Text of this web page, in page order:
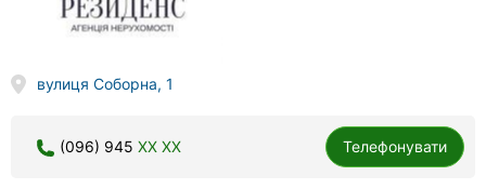
вулиця Соборна, 1
(096) 945 XX XX Телефонувати